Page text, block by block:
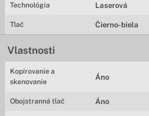
Technológia Laserová
Tlač Čierno-biela
Vlastnosti
Kopírovanie a
skenovanie
Áno
Obojstranná tlač Áno